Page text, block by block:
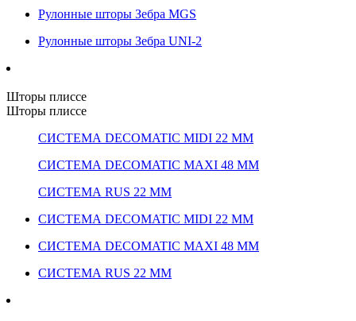
Рулонные шторы Зебра MGS
Рулонные шторы Зебра UNI-2
Шторы плиссе
Шторы плиссе
СИСТЕМА DECOMATIC MIDI 22 ММ
СИСТЕМА DECOMATIC MAXI 48 ММ
СИСТЕМА RUS 22 ММ
СИСТЕМА DECOMATIC MIDI 22 ММ
СИСТЕМА DECOMATIC MAXI 48 ММ
СИСТЕМА RUS 22 ММ